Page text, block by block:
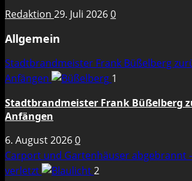
Redaktion 29. Juli 20260
Allgemein
Stadtbrandmeister Frank Büßelberg
Anfängen
1
Stadtbrandmeister Frank Büßelberg
Anfängen
6. August 20260
Carport und Gartenhäuser abgebrannt
verletzt
2